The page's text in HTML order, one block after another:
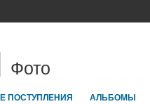
Фото
ПОСТУПЛЕНИЯ АЛЬБОМЫ